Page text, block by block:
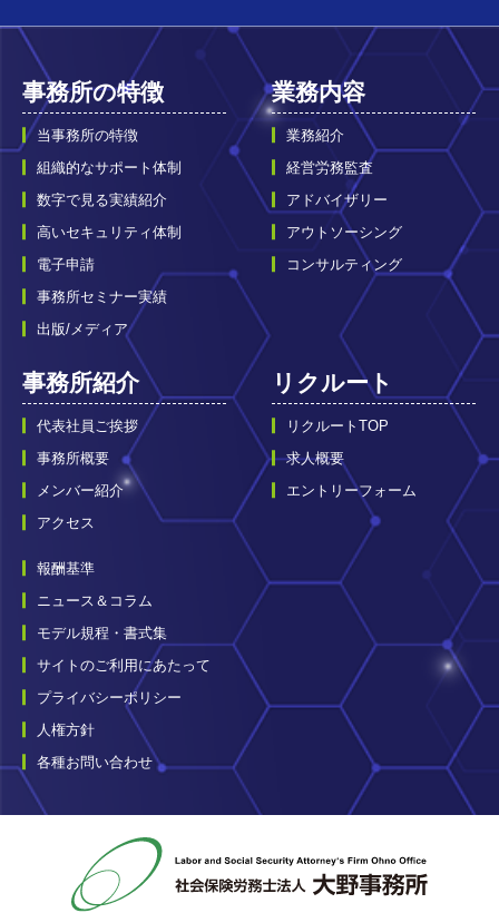
事務所の特徴
当事務所の特徴
組織的なサポート体制
数字で見る実績紹介
高いセキュリティ体制
電子申請
事務所セミナー実績
出版/メディア
業務内容
業務紹介
経営労務監査
アドバイザリー
アウトソーシング
コンサルティング
事務所紹介
代表社員ご挨拶
事務所概要
メンバー紹介
アクセス
リクルート
リクルートTOP
求人概要
エントリーフォーム
報酬基準
ニュース＆コラム
モデル規程・書式集
サイトのご利用にあたって
プライバシーポリシー
人権方針
各種お問い合わせ